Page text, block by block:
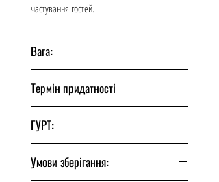
частування гостей.
Вага:
Термін придатності
ГУРТ:
Умови зберігання: